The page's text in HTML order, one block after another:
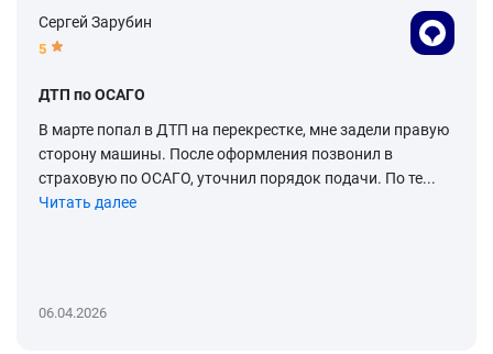
Сергей Зарубин
5
ДТП по ОСАГО
В марте попал в ДТП на перекрестке, мне задели правую
сторону машины. После оформления позвонил в
страховую по ОСАГО, уточнил порядок подачи. По те...
Читать далее
06.04.2026